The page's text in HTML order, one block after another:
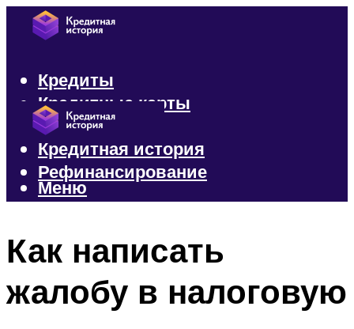
Кредиты
Кредитные карты
Микрозаймы
Кредитная история
Рефинансирование
Меню
Как написать
жалобу в налоговую